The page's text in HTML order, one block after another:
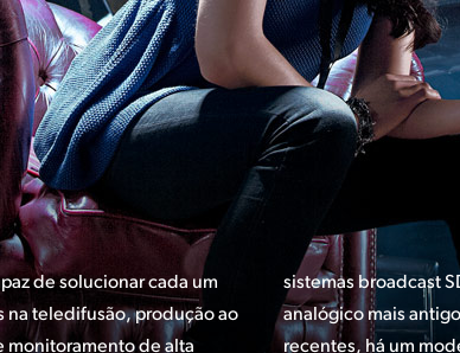
de solucionar cada um
na teledifusão, produção ao
monitoramento de alta
conectando equipamento
broadcast SDI mais
Mini Converter para